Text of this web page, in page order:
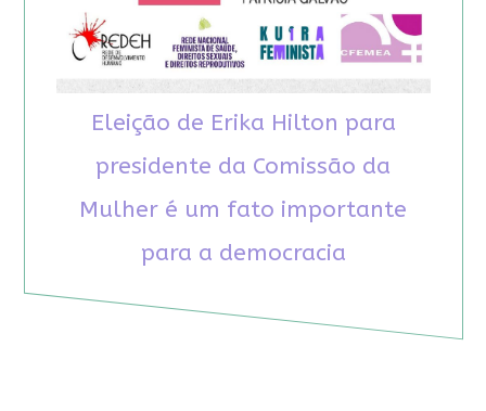
Eleição de Erika Hilton para
presidente da Comissão da
Mulher é um fato importante
para a democracia